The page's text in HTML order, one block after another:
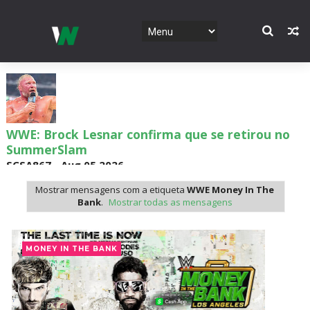
WWE: Brock Lesnar confirma que se retirou no
SummerSlam
SCSA867- Aug 05 2026
VIOLÊNCIA DESMEDIDA NO RAW: Jacob Fatu
destrói Royce Keys em Street Fight e troca
gestos tensos com Roman Reigns
Unknown-Aug 05 2026
Mostrar mensagens com a etiquetaWWE Money In The
Bank. Mostrar todas as mensagens
MONEY IN THE BANK